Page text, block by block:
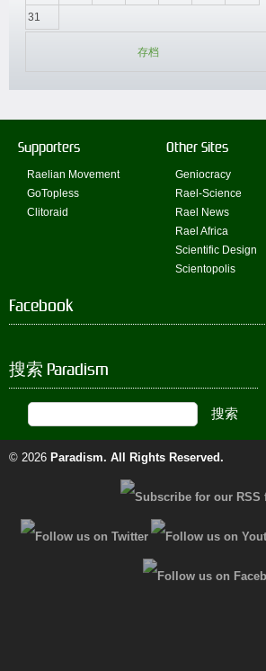
31
存档
Supporters
Raelian Movement
GoTopless
Clitoraid
Other Sites
Geniocracy
Rael-Science
Rael News
Rael Africa
Scientific Design
Scientopolis
Facebook
搜索 Paradism
© 2026 Paradism. All Rights Reserved.